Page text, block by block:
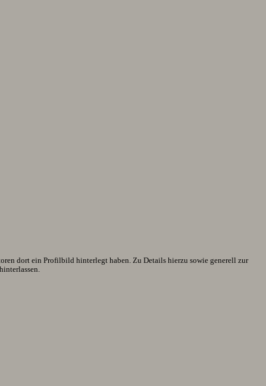
dort ein Profilbild hinterlegt haben. Zu Details hierzu sowie generell zur